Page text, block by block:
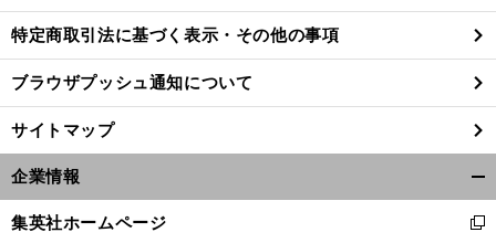
特定商取引法に基づく表示・その他の事項
ブラウザプッシュ通知について
サイトマップ
企業情報
閉
集英社ホームページ
新